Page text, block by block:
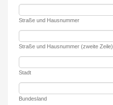
Straße und Hausnummer
Straße und Hausnummer (zweite Zeile)
Stadt
Bundesland